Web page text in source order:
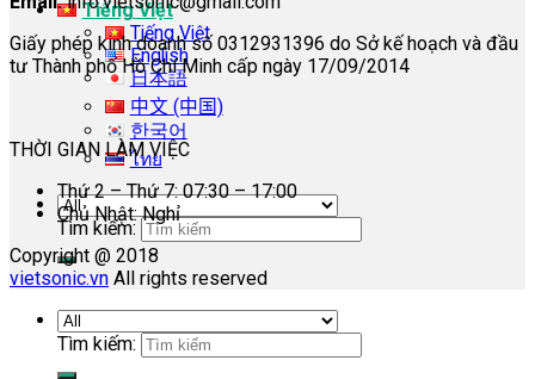
Tiếng Việt
Tiếng Việt
English
日本語
中文 (中国)
한국어
ไทย
Tìm kiếm:
Giấy phép kinh doanh số 0312931396 do Sở kế hoạch và đầu
tư Thành phố Hồ Chí Minh cấp ngày 17/09/2014
THỜI GIAN LÀM VIỆC
Thứ 2 – Thứ 7: 07:30 – 17:00
Chủ Nhật: Nghỉ
Copyright @ 2018
vietsonic.vn All rights reserved
Tìm kiếm: